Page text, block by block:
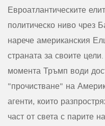
Евроатлантическите
политическо ниво чрез
нарече американския
страната за своите
момента Тръмп води
"прочистване" на
агенти, които
част от света с парите